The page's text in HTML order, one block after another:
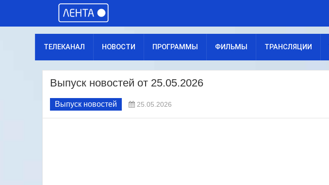
ТЕЛЕКАНАЛ НОВОСТИ ПРОГРАММЫ ФИЛЬМЫ ТРАНСЛЯЦИИ
Выпуск новостей от 25.05.2026
Выпуск новостей 25.05.2026